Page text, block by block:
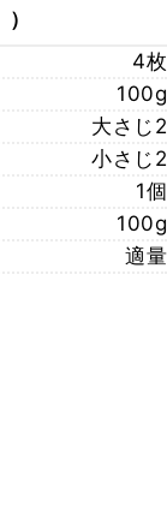
）
4枚
100g
大さじ2
小さじ2
1個
100g
適量